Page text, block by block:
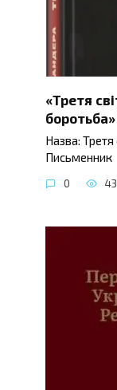
«Третя
Назва: Третя
Письменник
0